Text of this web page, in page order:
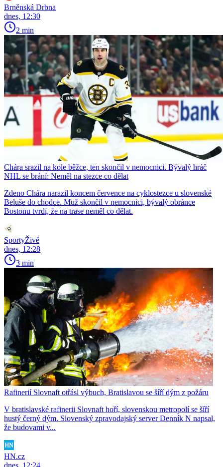
Brněnská Drbna
dnes, 12:30
2 min
Chára srazil na kole běžce, ten skončil v nemocnici. Bývalý hráč
NHL se brání: Neměl na stezce co dělat
Zdeno Chára narazil koncem července na cyklostezce u slovenské
Beluše do chodce. Muž skončil v nemocnici, bývalý obránce
Bostonu tvrdí, že na trase neměl co dělat.
SportyŽivě
dnes, 12:28
3 min
Rafinerií Slovnaft otřásl výbuch, Bratislavou se šíří dým z požáru
V bratislavské rafinerii Slovnaft hoří, slovenskou metropolí se šíří
hustý černý dým. Slovenský zpravodajský server Denník N napsal,
že budovami v...
HN.cz
dnes, 12:24